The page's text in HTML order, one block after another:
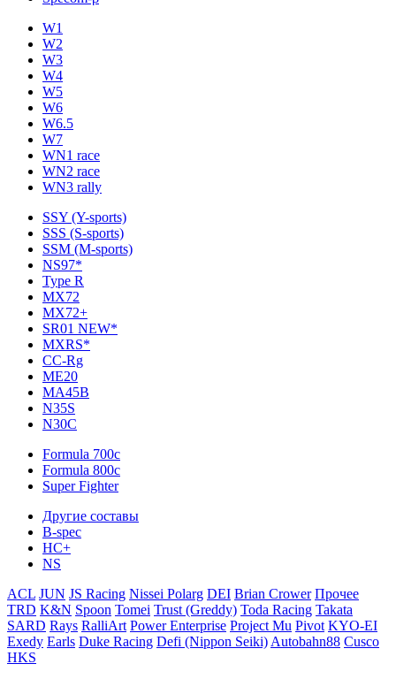
W1
W2
W3
W4
W5
W6
W6.5
W7
WN1 race
WN2 race
WN3 rally
SSY (Y-sports)
SSS (S-sports)
SSM (M-sports)
NS97*
Type R
MX72
MX72+
SR01 NEW*
MXRS*
CC-Rg
ME20
MA45B
N35S
N30C
Formula 700c
Formula 800c
Super Fighter
Другие составы
B-spec
HC+
NS
ACL JUN JS Racing Nissei Polarg DEI Brian Crower Прочее
TRD K&N Spoon Tomei Trust (Greddy) Toda Racing Takata
SARD Rays RalliArt Power Enterprise Project Mu Pivot KYO-EI
Exedy Earls Duke Racing Defi (Nippon Seiki) Autobahn88 Cusco
HKS